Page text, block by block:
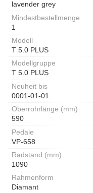
lavender grey
Mindestbestellmenge
1
Modell
T 5.0 PLUS
Modellgruppe
T 5.0 PLUS
Neuheit bis
0001-01-01
Oberrohrlänge (mm)
590
Pedale
VP-658
Radstand (mm)
1090
Rahmenform
Diamant